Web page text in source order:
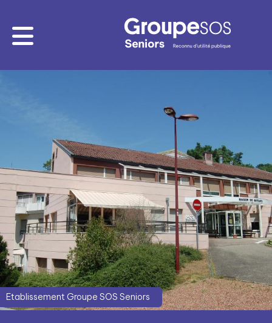
Etablissement Groupe SOS Seniors